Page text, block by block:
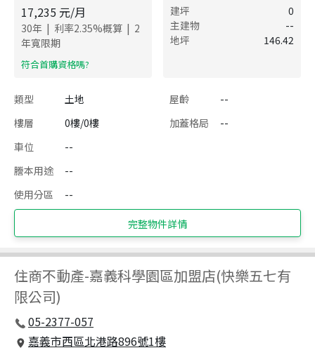
17,235 元/月
30年 | 利率2.35%概算 | 2
年寬限期
​符合首購資格嗎?
建坪
0
主建物
--
地坪
146.42
類型 土地 屋齡
--
樓層
0樓/0樓 加蓋格局
--
車位
--
謄本用途
--
使用分區
--
完整物件詳情
住商不動產-嘉義科學園區加盟店(快樂五七有
限公司)
05-2377-057
嘉義市西區北港路896號1樓